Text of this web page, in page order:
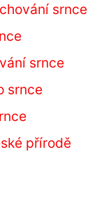
srnce
srnce
srnce
přírodě